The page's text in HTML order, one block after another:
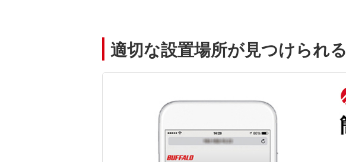
適切な設置場所が見つけられる